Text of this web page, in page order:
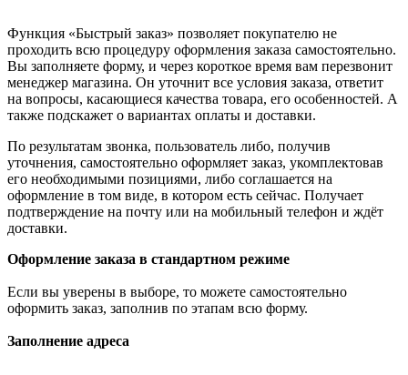
Функция «Быстрый заказ» позволяет покупателю не
проходить всю процедуру оформления заказа самостоятельно.
Вы заполняете форму, и через короткое время вам перезвонит
менеджер магазина. Он уточнит все условия заказа, ответит
на вопросы, касающиеся качества товара, его особенностей. А
также подскажет о вариантах оплаты и доставки.
По результатам звонка, пользователь либо, получив
уточнения, самостоятельно оформляет заказ, укомплектовав
его необходимыми позициями, либо соглашается на
оформление в том виде, в котором есть сейчас. Получает
подтверждение на почту или на мобильный телефон и ждёт
доставки.
Оформление заказа в стандартном режиме
Если вы уверены в выборе, то можете самостоятельно
оформить заказ, заполнив по этапам всю форму.
Заполнение адреса